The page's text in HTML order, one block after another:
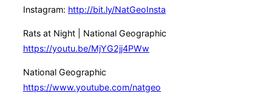
Instagram: http://bit.ly/NatGeoInsta
Rats at Night | National Geographic
https://youtu.be/MjYG2jj4PWw
National Geographic
https://www.youtube.com/natgeo